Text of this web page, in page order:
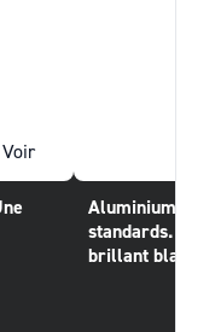
Voir
Aluminium
standards.
brillant blanc